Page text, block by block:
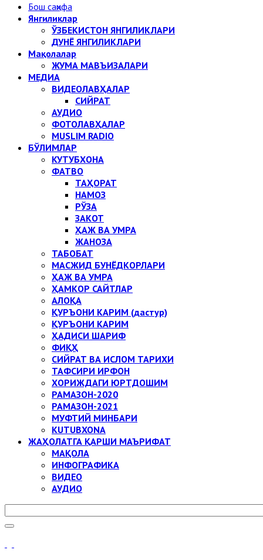
Бош саҳифа
Янгиликлар
ЎЗБЕКИСТОН ЯНГИЛИКЛАРИ
ДУНЁ ЯНГИЛИКЛАРИ
Мақолалар
ЖУМА МАВЪИЗАЛАРИ
МЕДИА
ВИДЕОЛАВҲАЛАР
СИЙРАТ
АУДИО
ФОТОЛАВҲАЛАР
MUSLIM RADIO
БЎЛИМЛАР
КУТУБХОНА
ФАТВО
ТАҲОРАТ
НАМОЗ
РЎЗА
ЗАКОТ
ҲАЖ ВА УМРА
ЖАНОЗА
ТАБОБАТ
МАСЖИД БУНЁДКОРЛАРИ
ҲАЖ ВА УМРА
ҲАМКОР САЙТЛАР
АЛОҚА
ҚУРЪОНИ КАРИМ (дастур)
ҚУРЪОНИ КАРИМ
ҲАДИСИ ШАРИФ
ФИҚҲ
СИЙРАТ ВА ИСЛОМ ТАРИХИ
ТАФСИРИ ИРФОН
ХОРИЖДАГИ ЮРТДОШИМ
РАМАЗОН-2020
РАМАЗОН-2021
МУФТИЙ МИНБАРИ
KUTUBXONA
ЖАҲОЛАТГА ҚАРШИ МАЪРИФАТ
МАҚОЛА
ИНФОГРАФИКА
ВИДЕО
АУДИО